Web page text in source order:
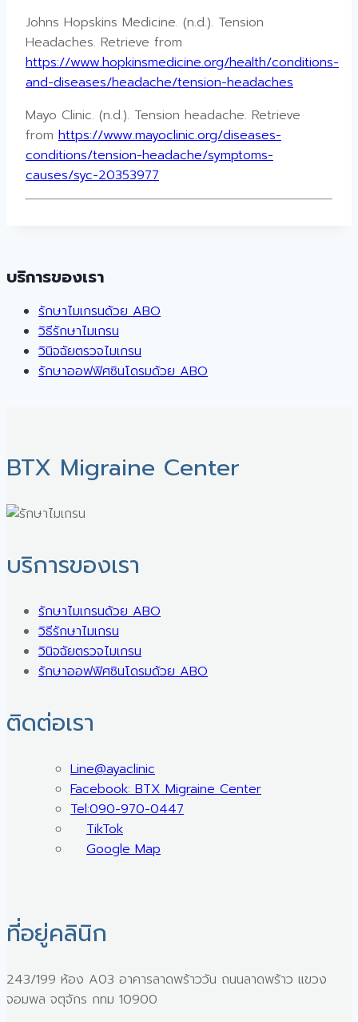
Johns Hopskins Medicine. (n.d.). Tension
Headaches. Retrieve from
https://www.hopkinsmedicine.org/health/conditions-
and-diseases/headache/tension-headaches
Mayo Clinic. (n.d.). Tension headache. Retrieve
from https://www.mayoclinic.org/diseases-
conditions/tension-headache/symptoms-
causes/syc-20353977
บริการของเรา
รักษาไมเกรนด้วย ABO
วิธีรักษาไมเกรน
วินิจฉัยตรวจไมเกรน
รักษาออฟฟิศซินโดรมด้วย ABO
BTX Migraine Center ㅤ
บริการของเรา
รักษาไมเกรนด้วย ABO
วิธีรักษาไมเกรน
วินิจฉัยตรวจไมเกรน
รักษาออฟฟิศซินโดรมด้วย ABO
ติดต่อเรา
Line@ayaclinic
Facebook: BTX Migraine Center
Tel:090-970-0447
TikTok
Google Map
ที่อยู่คลินิก
243/199 ห้อง A03 อาคารลาดพร้าววัน ถนนลาดพร้าว แขวง
จอมพล จตุจักร กทม 10900